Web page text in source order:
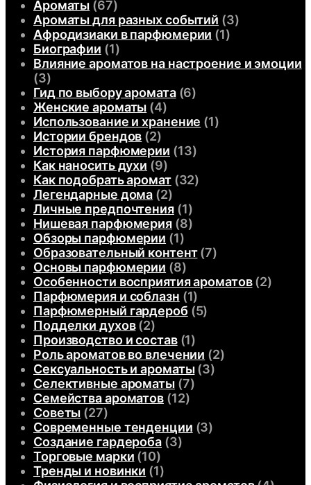
Ароматы (67)
Ароматы для разных событий (3)
Афродизиаки в парфюмерии (1)
Биографии (1)
Влияние ароматов на настроение и эмоции
(3)
Гид по выбору аромата(6)
Женские ароматы (4)
Использование и хранение (1)
Истории брендов (2)
История парфюмерии (13)
Как наносить духи (9)
Как подобрать аромат(32)
Легендарные дома (2)
Личные предпочтения(1)
Нишевая парфюмерия(8)
Обзоры парфюмерии (1)
Образовательный контент(7)
Основы парфюмерии (8)
Особенности восприятия ароматов(2)
Парфюмерия и соблазн (1)
Парфюмерный гардероб (5)
Подделки духов(2)
Производство и состав(1)
Роль ароматов во влечении (2)
Сексуальность и ароматы(3)
Селективные ароматы(7)
Семейства ароматов(12)
Советы (27)
Современные тенденции (3)
Создание гардероба(3)
Торговые марки (10)
Тренды и новинки (1)